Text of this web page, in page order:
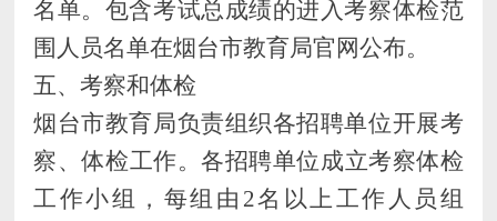
名单。包含考试总成绩的进入考察体检范
围人员名单在烟台市教育局官网公布。
五、考察和体检
烟台市教育局负责组织各招聘单位开展考
察、体检工作。各招聘单位 成立考察体检
工作小组， 每组由 2名以上工作人员组